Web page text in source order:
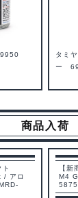
タミ
ー
商品入荷
ト
アロ
【
M4